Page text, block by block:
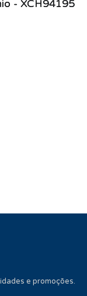
- XCH94195
e promoções.